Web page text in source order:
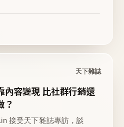
天下雜誌
內容變現 比社群行銷還
？
接受天下雜誌專訪，談